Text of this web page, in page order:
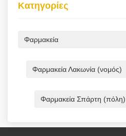
Κατηγορίες
Φαρμακεία
Φαρμακεία Λακωνία (νομός)
Φαρμακεία Σπάρτη (πόλη)